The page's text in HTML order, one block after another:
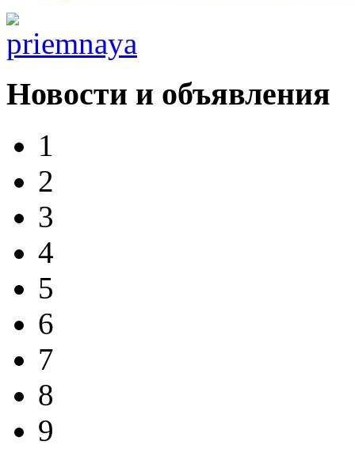
Новости и объявления
1
2
3
4
5
6
7
8
9